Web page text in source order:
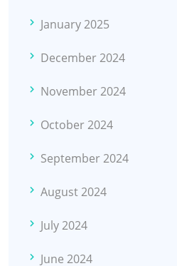
January 2025
December 2024
November 2024
October 2024
September 2024
August 2024
July 2024
June 2024